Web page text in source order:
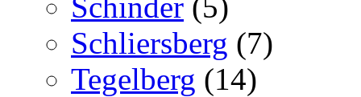
Schliersberg (7)
Tegelberg (14)